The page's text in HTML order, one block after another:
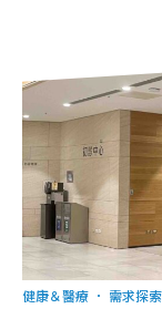
健康＆醫療 ． 需求探